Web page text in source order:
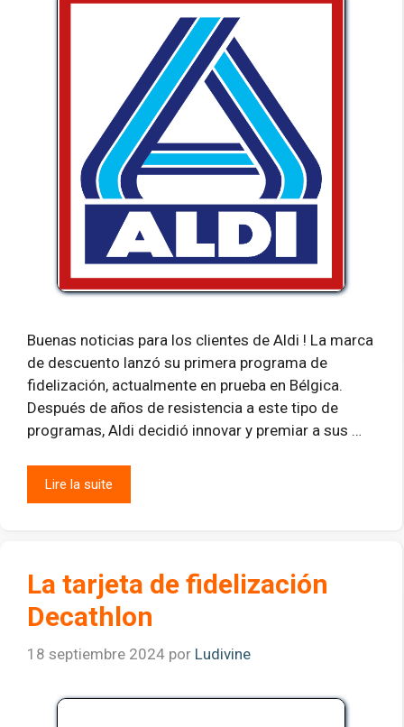
Buenas noticias para los clientes de Aldi ! La marca
de descuento lanzó su primera programa de
fidelización, actualmente en prueba en Bélgica.
Después de años de resistencia a este tipo de
programas, Aldi decidió innovar y premiar a sus …
Lire la suite
La tarjeta de fidelización
Decathlon
18 septiembre 2024 por Ludivine